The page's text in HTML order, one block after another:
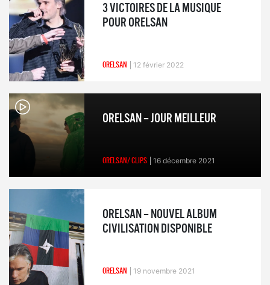
3 VICTOIRES DE LA MUSIQUE
POUR ORELSAN
ORELSAN 12 février 2022
ORELSAN – JOUR MEILLEUR
ORELSAN/ CLIPS 16 décembre 2021
ORELSAN – NOUVEL ALBUM
CIVILISATION DISPONIBLE
ORELSAN 19 novembre 2021